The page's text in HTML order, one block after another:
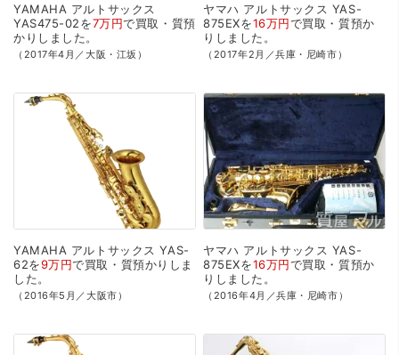
YAMAHA アルトサックス
YAS475-02を7万円で買取・質預
かり しました。
（2017年4月／大阪・江坂）
ヤマハ アルトサックス YAS-
875EXを16万円で買取・質預か
り しました。
（2017年2月／兵庫・尼崎市）
YAMAHA アルトサックス YAS-
62を9万円で買取・質預かり しま
した。
（2016年5月／大阪市）
ヤマハ アルトサックス YAS-
875EXを16万円で買取・質預か
り しました。
（2016年4月／兵庫・尼崎市）